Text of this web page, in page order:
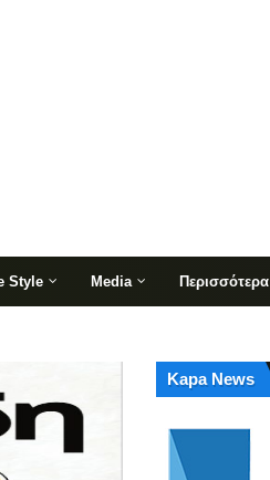
Style Media Περισσότερα
Kapa News